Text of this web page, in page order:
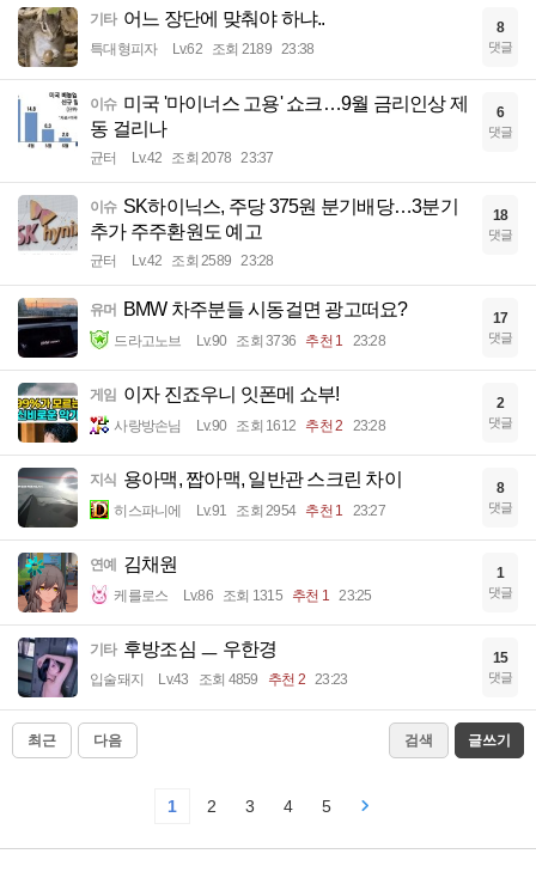
기타 어느 장단에 맞춰야 하냐..
특대형피자 Lv.62 조회 2189 23:38
8
댓글
이슈 미국 '마이너스 고용' 쇼크…9월 금리인상 제
동 걸리나
균터 Lv.42 조회 2078 23:37
6
댓글
이슈 SK하이닉스, 주당 375원 분기배당…3분기
추가 주주환원도 예고
균터 Lv.42 조회 2589 23:28
18
댓글
유머 BMW 차주분들 시동걸면 광고떠요?
드라고노브 Lv.90 조회 3736 추천 1 23:28
17
댓글
게임 이자 진죠우니 잇폰메 쇼부!
사랑방손님 Lv.90 조회 1612 추천 2 23:28
2
댓글
지식 용아맥, 짭아맥, 일반관 스크린 차이
히스파니에 Lv.91 조회 2954 추천 1 23:27
8
댓글
연예 김채원
케를로스 Lv.86 조회 1315 추천 1 23:25
1
댓글
기타 후방조심 ㅡ 우한경
입술돼지 Lv.43 조회 4859 추천 2 23:23
15
댓글
최근 다음 검색 글쓰기
1 2 3 4 5